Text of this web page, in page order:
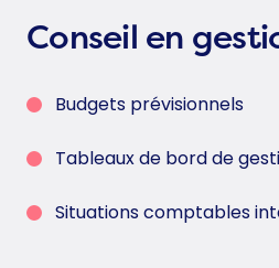
Conseil en
Budgets prévisionnels
Tableaux de bord de
Situations comptables